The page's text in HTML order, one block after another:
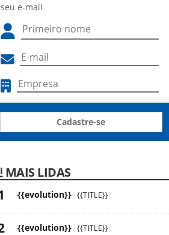
seu e-mail
Cadastre-se
MAIS LIDAS
{{evolution}} {{TITLE}}
{{evolution}} {{TITLE}}